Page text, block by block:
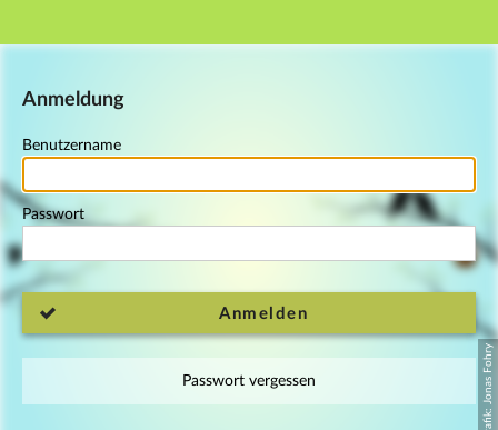
Hauptnavigation
Anmeldung
Benutzername
Passwort
Anmelden
Passwort vergessen